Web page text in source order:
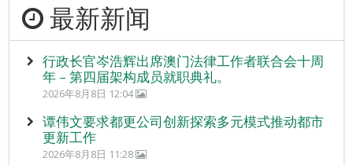
最新新闻
行政长官岑浩辉出席澳门法律工作者联合会十周
年 – 第四届架构成员就职典礼。
2026年8月8日 12:04
谭伟文要求都更公司创新探索多元模式推动都市
更新工作
2026年8月8日 11:28